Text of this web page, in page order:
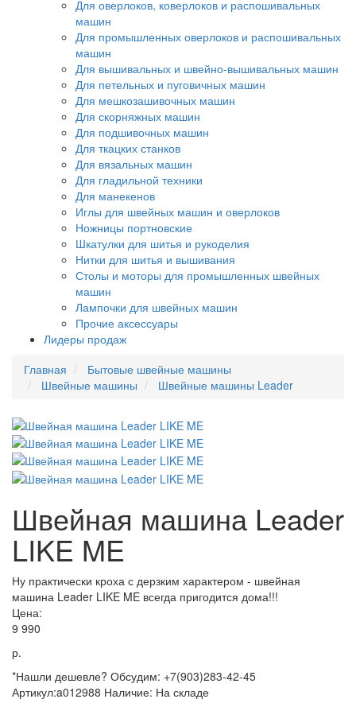
Для оверлоков, коверлоков и распошивальных
машин
Для промышленных оверлоков и распошивальных
машин
Для вышивальных и швейно-вышивальных машин
Для петельных и пуговичных машин
Для мешкозашивочных машин
Для скорняжных машин
Для подшивочных машин
Для ткацких станков
Для вязальных машин
Для гладильной техники
Для манекенов
Иглы для швейных машин и оверлоков
Ножницы портновские
Шкатулки для шитья и рукоделия
Нитки для шитья и вышивания
Столы и моторы для промышленных швейных
машин
Лампочки для швейных машин
Прочие аксессуары
Лидеры продаж
Главная
Бытовые швейные машины
Швейные машины
Швейные машины Leader
Швейная машина Leader
LIKE ME
Ну практически кроха с дерзким характером - швейная
машина Leader LIKE ME всегда пригодится дома!!!
Цена:
9 990
р.
*Нашли дешевле? Обсудим: +7(903)283-42-45
Артикул:a012988 Наличие: На складе